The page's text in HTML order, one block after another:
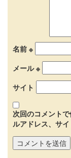
名前 ※
メール※
サイト
次回のコメント
ルアドレス、サイ